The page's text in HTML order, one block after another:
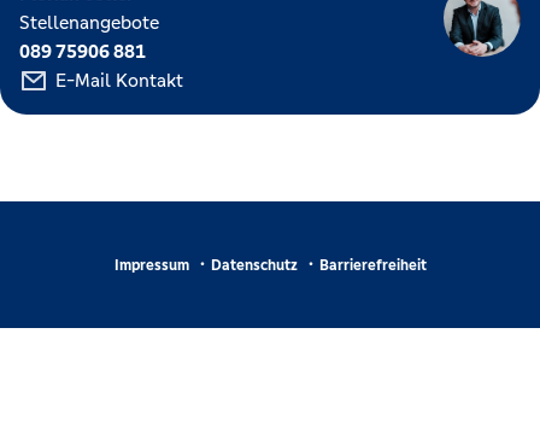
Stellenangebote
089 75906 881
E-Mail Kontakt
Impressum Datenschutz Barrierefreiheit